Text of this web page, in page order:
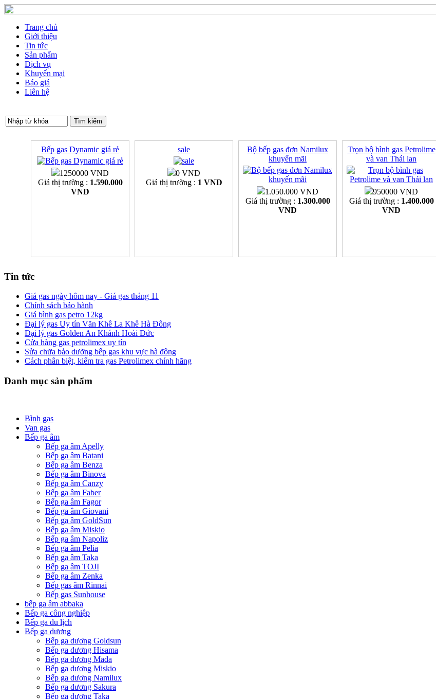
Trang chủ
Giới thiệu
Tin tức
Sản phẩm
Dịch vụ
Khuyến mại
Báo giá
Liên hệ
Bếp gas Dynamic giá rẻ
1250000 VND
Giá thị trường : 1.590.000
VND
sale
0 VND
Giá thị trường : 1 VND
Bộ bếp gas đơn Namilux
khuyến mãi
1.050.000 VND
Giá thị trường : 1.300.000
VND
Trọn bộ bình gas Petrolime
và van Thái lan
950000 VND
Giá thị trường : 1.400.000
VND
Tin tức
Giá gas ngày hôm nay - Giá gas tháng 11
Chính sách bảo hành
Giá bình gas petro 12kg
Đại lý gas Uy tín Văn Khê La Khê Hà Đông
Đại lý gas Golden An Khánh Hoài Đức
Cửa hàng gas petrolimex uy tín
Sửa chữa bảo dưỡng bếp gas khu vực hà đông
Cách phân biệt, kiểm tra gas Petrolimex chính hãng
Danh mục sản phẩm
Bình gas
Van gas
Bếp ga âm
Bếp ga âm Apelly
Bếp ga âm Batani
Bếp ga âm Benza
Bếp ga âm Binova
Bếp ga âm Canzy
Bếp ga âm Faber
Bếp ga âm Fagor
Bếp ga âm Giovani
Bếp ga âm GoldSun
Bếp ga âm Miskio
Bếp ga âm Napoliz
Bếp ga âm Pelia
Bếp ga âm Taka
Bếp ga âm TOJI
Bếp ga âm Zenka
Bếp gas âm Rinnai
Bếp gas Sunhouse
bếp ga âm abbaka
Bếp ga công nghiệp
Bếp ga du lịch
Bếp ga dương
Bếp ga dương Goldsun
Bếp ga dương Hisama
Bếp ga dương Mada
Bếp ga dương Miskio
Bếp ga dương Namilux
Bếp ga dương Sakura
Bếp ga dương Taka